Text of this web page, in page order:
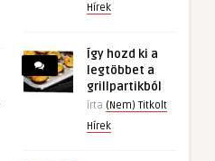
Hírek
Így hozd ki a
legtöbbet a
grillpartikból
írta (Nem) Titkolt
Hírek